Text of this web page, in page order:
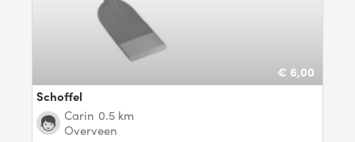
€ 6,00
schoffel
Carin 0.5 km
Overveen